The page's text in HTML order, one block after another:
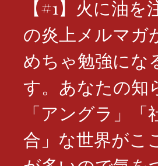
【#1】火に油を
の炎上メルマガ
めちゃ勉強にな
す。あなたの知
「アングラ」「
合」な世界がこ